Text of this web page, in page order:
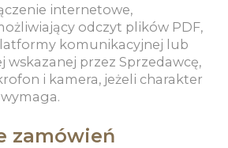
internetowe,
odczyt plików PDF,
komunikacyjnej lub
wskazanej przez Sprzedawcę,
i kamera, jeżeli charakter
zamówień